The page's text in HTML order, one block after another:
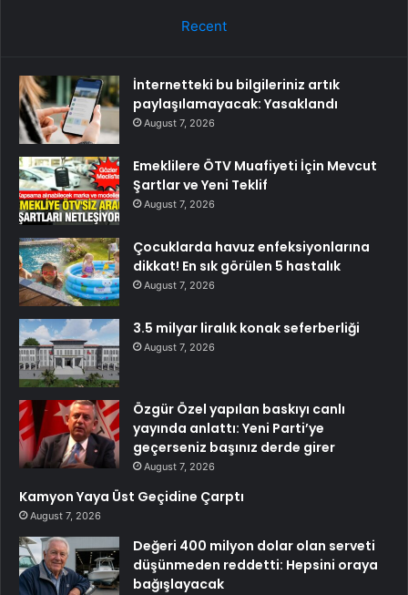
Recent
İnternetteki bu bilgileriniz artık
paylaşılamayacak: Yasaklandı
August 7, 2026
Emeklilere ÖTV Muafiyeti İçin Mevcut
Şartlar ve Yeni Teklif
August 7, 2026
Çocuklarda havuz enfeksiyonlarına
dikkat! En sık görülen 5 hastalık
August 7, 2026
3.5 milyar liralık konak seferberliği
August 7, 2026
Özgür Özel yapılan baskıyı canlı
yayında anlattı: Yeni Parti’ye
geçerseniz başınız derde girer
August 7, 2026
Kamyon Yaya Üst Geçidine Çarptı
August 7, 2026
Değeri 400 milyon dolar olan serveti
düşünmeden reddetti: Hepsini oraya
bağışlayacak